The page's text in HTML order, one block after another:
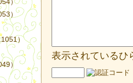
表示されているひ
）
）
）